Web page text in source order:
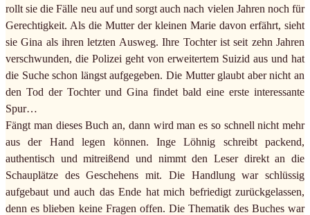
rollt sie die Fälle neu auf und sorgt auch nach vielen Jahren noch für
Gerechtigkeit. Als die Mutter der kleinen Marie davon erfährt, sieht
sie Gina als ihren letzten Ausweg. Ihre Tochter ist seit zehn Jahren
verschwunden, die Polizei geht von erweitertem Suizid aus und hat
die Suche schon längst aufgegeben. Die Mutter glaubt aber nicht an
den Tod der Tochter und Gina findet bald eine erste interessante
Spur…
Fängt man dieses Buch an, dann wird man es so schnell nicht mehr
aus der Hand legen können. Inge Löhnig schreibt packend,
authentisch und mitreißend und nimmt den Leser direkt an die
Schauplätze des Geschehens mit. Die Handlung war schlüssig
aufgebaut und auch das Ende hat mich befriedigt zurückgelassen,
denn es blieben keine Fragen offen. Die Thematik des Buches war